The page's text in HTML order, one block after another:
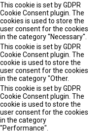
This cookie is set by GDPR
Cookie Consent plugin. The
cookies is used to store the
user consent for the cookies
in the category "Necessary".
This cookie is set by GDPR
Cookie Consent plugin. The
cookie is used to store the
user consent for the cookies
in the category "Other.
This cookie is set by GDPR
Cookie Consent plugin. The
cookie is used to store the
user consent for the cookies
in the category
"Performance".